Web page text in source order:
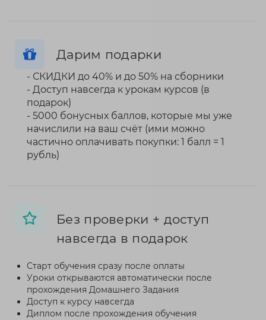
Без проверки + доступ
навсегда в подарок
Старт обучения сразу после оплаты
Уроки открываются автоматически после
прохождения Домашнего Задания
Доступ к курсу навсегда
Диплом после прохождения обучения
Дарим подарки
- СКИДКИ до 40% и до 50% на сборники
- Доступ навсегда к урокам курсов (в
подарок)
- 5000 бонусных баллов, которые мы уже
начислили на ваш счёт (ими можно
частично оплачивать покупки: 1 балл = 1
рубль)